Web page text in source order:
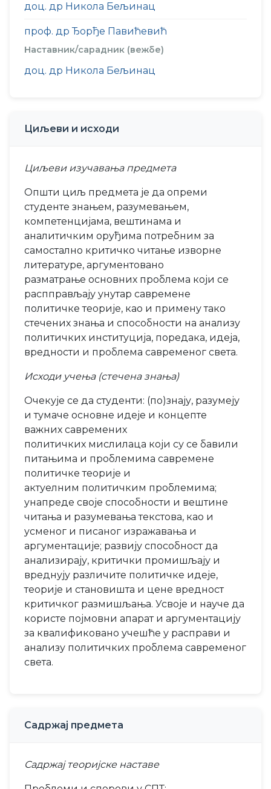
доц. др Никола Бељинац
проф. др Ђорђе Павићевић
Наставник/сарадник (вежбе)
доц. др Никола Бељинац
Циљеви и исходи
Циљеви изучавања предмета
Општи циљ предмета је да опреми
студенте знањем, разумевањем,
компетенцијама, вештинама и
аналитичким оруђима потребним за
самостално критичко читање изворне
литературе, аргументовано
разматрање основних проблема који се
распправљају унутар савремене
политичке теорије, као и примену тако
стечених знања и способности на анализу
политичких институција, поредака, идеја,
вредности и проблема савременог света.
Исходи учења (стечена знања)
Очекује се да студенти: (по)знају, разумеју
и тумаче основне идеје и концепте
важних савремених
политичких мислилаца који су се бавили
питањима и проблемима савремене
политичке теорије и
актуелним политичким проблемима;
унапреде своје способности и вештине
читања и разумевања текстова, као и
усменог и писаног изражавања и
аргументације; развију способност да
анализирају, критички промишљају и
вреднују различите политичке идеје,
теорије и становишта и цене вредност
критичког размишљања. Усвоје и науче да
користе појмовни апарат и аргументацију
за квалификовано учешће у расправи и
анализу политичких проблема савременог
света.
Садржај предмета
Садржај теоријске наставе